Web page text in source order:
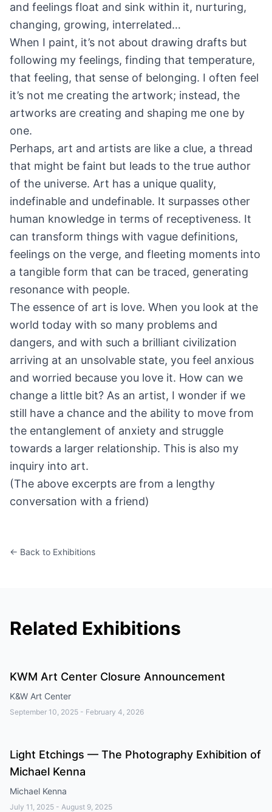
and feelings float and sink within it, nurturing,
changing, growing, interrelated…
When I paint, it’s not about drawing drafts but
following my feelings, finding that temperature,
that feeling, that sense of belonging. I often feel
it’s not me creating the artwork; instead, the
artworks are creating and shaping me one by
one.
Perhaps, art and artists are like a clue, a thread
that might be faint but leads to the true author
of the universe. Art has a unique quality,
indefinable and undefinable. It surpasses other
human knowledge in terms of receptiveness. It
can transform things with vague definitions,
feelings on the verge, and fleeting moments into
a tangible form that can be traced, generating
resonance with people.
The essence of art is love. When you look at the
world today with so many problems and
dangers, and with such a brilliant civilization
arriving at an unsolvable state, you feel anxious
and worried because you love it. How can we
change a little bit? As an artist, I wonder if we
still have a chance and the ability to move from
the entanglement of anxiety and struggle
towards a larger relationship. This is also my
inquiry into art.
(The above excerpts are from a lengthy
conversation with a friend)
← Back to Exhibitions
Related Exhibitions
KWM Art Center Closure Announcement
K&W Art Center
September 10, 2025 - February 4, 2026
Light Etchings — The Photography Exhibition of
Michael Kenna
Michael Kenna
July 11, 2025 - August 9, 2025